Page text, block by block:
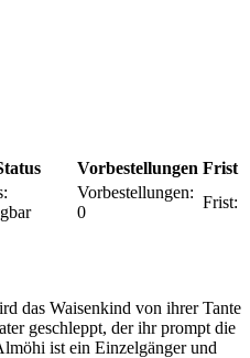
Vorbestellungen Frist
Vorbestellungen:
0
Frist:
das Waisenkind von ihrer Tante
geschleppt, der ihr prompt die
ist ein Einzelgänger und